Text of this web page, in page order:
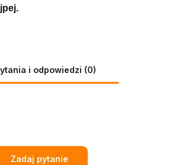
i odpowiedzi (0)
Zadaj pytanie